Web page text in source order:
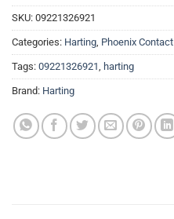
SKU: 09221326921
Categories: Harting Phoenix Contact
Tags: 09221326921 harting
Brand: Harting